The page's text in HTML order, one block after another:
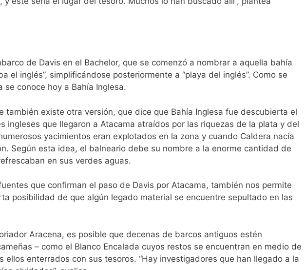
de Davis en el Bachelor, que se comenzó a nombrar a aquella bahía
el inglés”, simplificándose posteriormente a “playa del inglés”. Como se
conoce hoy a Bahía Inglesa.
también existe otra versión, que dice que Bahía Inglesa fue descubierta el
ingleses que llegaron a Atacama atraídos por las riquezas de la plata y del
yacimientos eran explotados en la zona y cuando Caldera nacía
Según esta idea, el balneario debe su nombre a la enorme cantidad de
en sus verdes aguas.
que confirman el paso de Davis por Atacama, también nos permite
posibilidad de que algún legado material se encuentre sepultado en las
Aracena, es posible que decenas de barcos antiguos estén
– como el Blanco Encalada cuyos restos se encuentran en medio de
ellos enterrados con sus tesoros. “Hay investigadores que han llegado a la